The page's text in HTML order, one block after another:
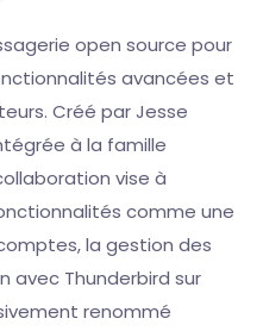
open source pour
avancées et
Créé par Jesse
à la famille
vise à
comme une
la gestion des
avec Thunderbird sur
renommé